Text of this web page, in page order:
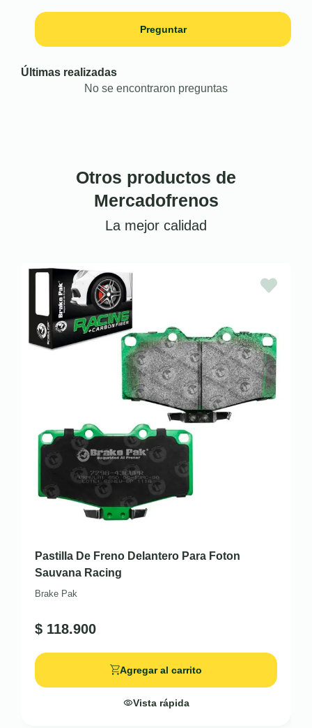
Preguntar
Últimas realizadas
No se encontraron preguntas
Otros productos de
Mercadofrenos
La mejor calidad
Pastilla De Freno Delantero Para Foton
Sauvana Racing
Brake Pak
$ 118.900
Agregar al carrito
Vista rápida